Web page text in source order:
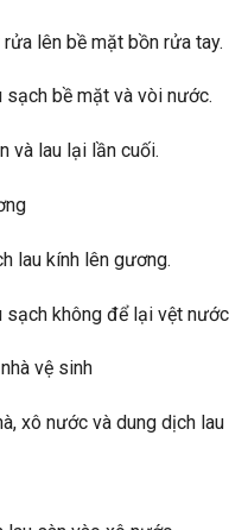
lên bề mặt bồn rửa tay.
sạch bề mặt và vòi nước.
và lau lại lần cuối.
lau kính lên gương.
sạch không để lại vệt
vệ sinh
xô nước và dung dịch lau